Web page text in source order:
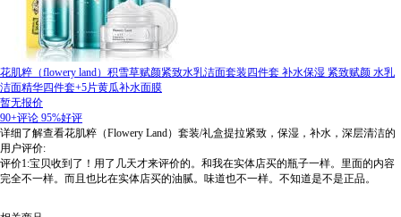
花肌粹（flowery land）积雪草赋颜紧致水乳洁面套装四件套 补水保湿 紧致赋颜 水乳
洁面精华四件套+5片黄瓜补水面膜
暂无报价
90+评论 95%好评
详细了解查看花肌粹（Flowery Land）套装/礼盒提拉紧致，保湿，补水，深层清洁的
用户评价:
评价1:宝贝收到了！用了几天才来评价的。和我在实体店买的瓶子一样。里面的内容
完全不一样。而且也比在实体店买的油腻。味道也不一样。不知道是不是正品。